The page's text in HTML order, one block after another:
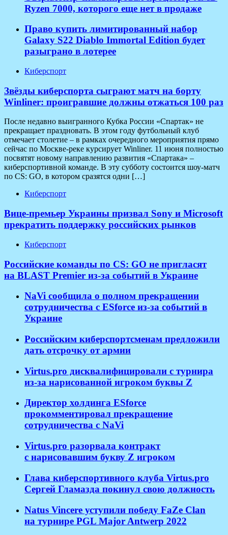
Ryzen 7000, которого еще нет в продаже
Право купить лимитированный набор
Galaxy S22 Diablo Immortal Edition будет
разыграно в лотерее
Киберспорт
Звёзды киберспорта сыграют матч на борту
Winliner: проигравшие должны отжаться 100 раз
После недавно выигранного Кубка России «Спартак» не
прекращает праздновать. В этом году футбольный клуб
отмечает столетие – в рамках очередного мероприятия прямо
сейчас по Москве-реке курсирует Winliner. 11 июня полностью
посвятят новому направлению развития «Спартака» –
киберспортивной команде. В эту субботу состоится шоу-матч
по CS: GO, в котором сразятся одни […]
Киберспорт
Вице-премьер Украины призвал Sony и Microsoft
прекратить поддержку российских рынков
Киберспорт
Российские команды по CS: GO не пригласят
на BLAST Premier из-за событий в Украине
NaVi сообщила о полном прекращении
сотрудничества с ESforce из-за событий в
Украине
Российским киберспортсменам предложили
дать отсрочку от армии
Virtus.pro дисквалифицировали с турнира
из-за нарисованной игроком буквы Z
Директор холдинга ESforce
прокомментировал прекращение
сотрудничества с NaVi
​Virtus.pro разорвала контракт
с нарисовавшим букву Z игроком
Глава киберспортивного клуба Virtus.pro
Сергей Гламазда покинул свою должность
Natus Vincere уступили победу FaZe Clan
на турнире PGL Major Antwerp 2022